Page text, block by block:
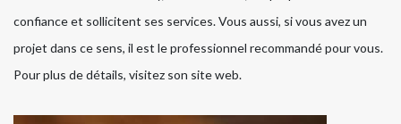
confiance et sollicitent ses services. Vous aussi, si vous avez un
projet dans ce sens, il est le professionnel recommandé pour vous.
Pour plus de détails, visitez son site web.